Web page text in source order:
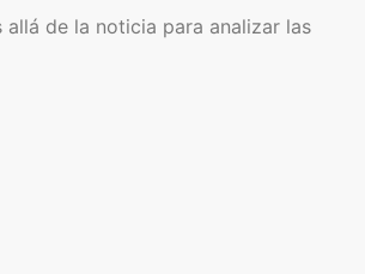
de la noticia para analizar las